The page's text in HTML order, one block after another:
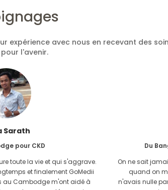
expérience avec nous en recevant des
l'avenir.
Sarath
pour CKD
toute la vie et qui s'aggrave.
et finalement GoMedii
au Cambodge m'ont aidé à
Du
On ne sait
quand on
n'avais nulle